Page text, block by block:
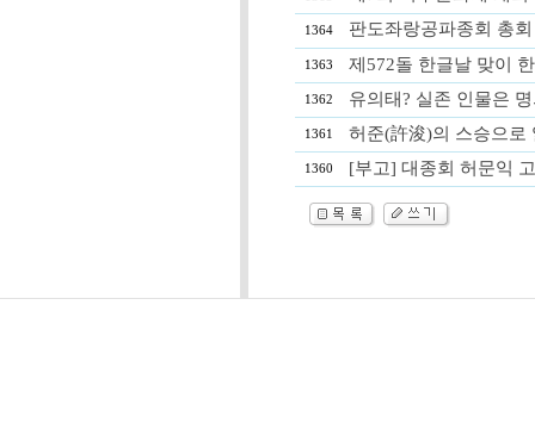
1364 판도좌랑공파종회 총
1363 제572돌 한글날 맞이
1362 유의태? 실존 인물은
1361 허준(許浚)의 스승으로
1360 [부고] 대종회 허문익